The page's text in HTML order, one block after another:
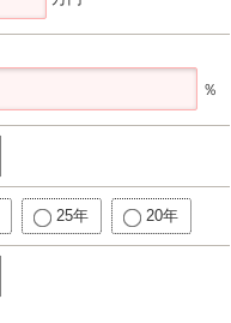
％
25年 20年